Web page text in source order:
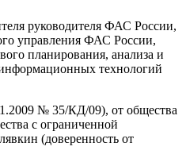
руководителя ФАС России,
управления ФАС России,
планирования, анализа и
технологий
№ 35/КД/09), от общества
с ограниченной
(доверенность от